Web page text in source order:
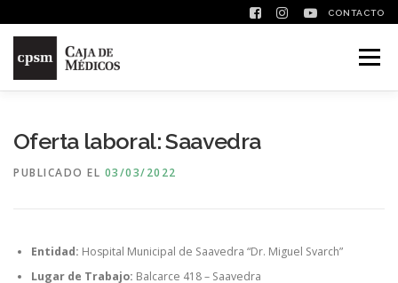
CONTACTO
Menú
Oferta laboral: Saavedra
PUBLICADO EL 03/03/2022
Entidad: Hospital Municipal de Saavedra “Dr. Miguel Svarch”
Lugar de Trabajo: Balcarce 418 – Saavedra